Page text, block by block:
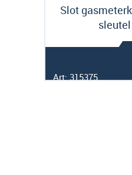
Slot
sleutel
Art: 315375